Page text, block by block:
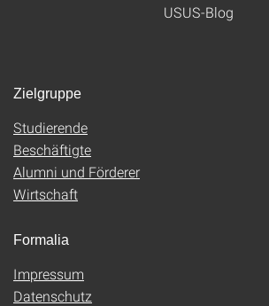
USUS-Blog
Zielgruppe
Studierende
Beschäftigte
Alumni und Förderer
Wirtschaft
Formalia
Impressum
Datenschutz